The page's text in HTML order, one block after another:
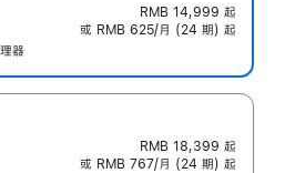
器
RMB 14,999 起
或 RMB 625/月 (24 期) 起
RMB 18,399 起
或 RMB 767/月 (24 期) 起